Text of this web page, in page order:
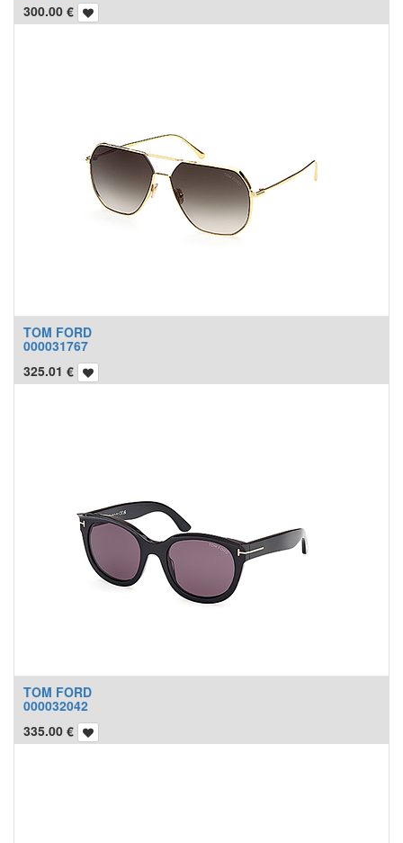
300.00 €
TOM FORD
000031767
325.01 €
TOM FORD
000032042
335.00 €